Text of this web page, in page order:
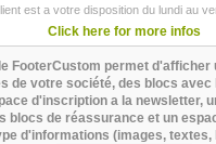
est a votre disposition du lundi au
Click here for more infos
FooterCustom permet d'afficher
de votre société, des blocs avec
d'inscription a la newsletter,
blocs de réassurance et un
d'informations (images, textes,